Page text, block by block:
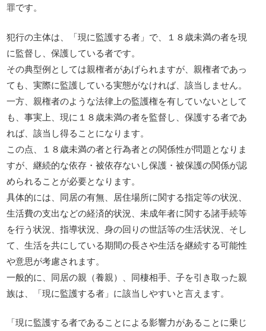
罪です。
犯行の主体は、「現に監護する者」で、１８歳未満の者を現
に監督し、保護している者です。
その典型例としては親権者があげられますが、親権者であっ
ても、実際に監護している実態がなければ、該当しません。
一方、親権者のような法律上の監護権を有していないとして
も、事実上、現に１８歳未満の者を監督し、保護する者であ
れば、該当し得ることになります。
この点、１８歳未満の者と行為者との関係性が問題となりま
すが、継続的な依存・被依存ないし保護・被保護の関係が認
められることが必要となります。
具体的には、同居の有無、居住場所に関する指定等の状況、
生活費の支出などの経済的状況、未成年者に関する諸手続等
を行う状況、指導状況、身の回りの世話等の生活状況、そし
て、生活を共にしている期間の長さや生活を継続する可能性
や意思が考慮されます。
一般的に、同居の親（養親）、同棲相手、子を引き取った親
族は、「現に監護する者」に該当しやすいと言えます。
「現に監護する者であることによる影響力があることに乗じ